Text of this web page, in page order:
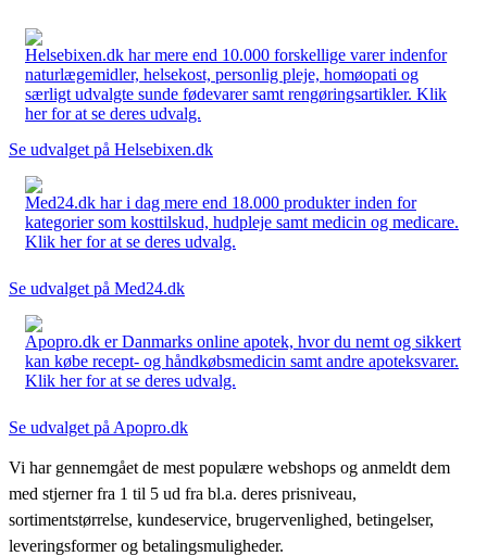
Helsebixen.dk har mere end 10.000 forskellige varer indenfor
naturlægemidler, helsekost, personlig pleje, homøopati og
særligt udvalgte sunde fødevarer samt rengøringsartikler. Klik
her for at se deres udvalg.
Se udvalget på Helsebixen.dk
Med24.dk har i dag mere end 18.000 produkter inden for
kategorier som kosttilskud, hudpleje samt medicin og medicare.
Klik her for at se deres udvalg.
Se udvalget på Med24.dk
Apopro.dk er Danmarks online apotek, hvor du nemt og sikkert
kan købe recept- og håndkøbsmedicin samt andre apoteksvarer.
Klik her for at se deres udvalg.
Se udvalget på Apopro.dk
Vi har gennemgået de mest populære webshops og anmeldt dem
med stjerner fra 1 til 5 ud fra bl.a. deres prisniveau,
sortimentstørrelse, kundeservice, brugervenlighed, betingelser,
leveringsformer og betalingsmuligheder.